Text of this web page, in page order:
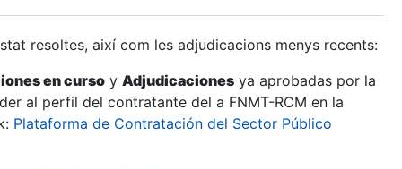
resoltes, així com les adjudicacions menys recents:
en curso y Adjudicaciones ya aprobadas por la
al perfil del contratante del a FNMT-RCM en la
Plataforma de Contratación del Sector Público